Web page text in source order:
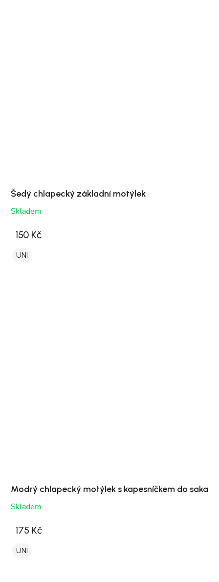
Šedý chlapecký základní motýlek
Skladem
150 Kč
UNI
Modrý chlapecký motýlek s kapesníčkem do saka
Skladem
175 Kč
UNI